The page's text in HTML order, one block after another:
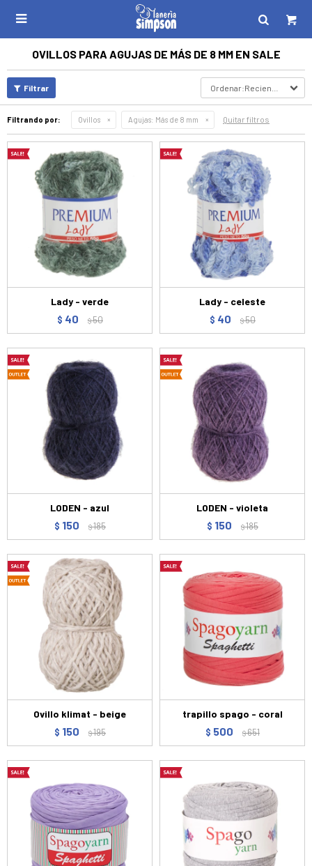

OVILLOS PARA AGUJAS DE MÁS DE 8 MM EN SALE
Recientes
Filtrando por: Ovillos Agujas: Más de 8 mm Quitar filtros
Lady - verde
$ 40 $50
Lady - celeste
$ 40 $50
LODEN - azul
$ 150 $185
LODEN - violeta
$ 150 $185
Ovillo klimat - beige
$ 150 $195
trapillo spago - coral
$ 500 $651